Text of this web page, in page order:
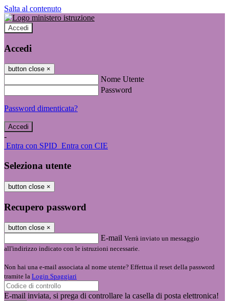
Salta al contenuto
Accedi
Accedi
button close ×
Nome Utente
Password
Password dimenticata?
-
Entra con SPID Entra con CIE
Seleziona utente
button close ×
Recupero password
button close ×
E-mail Verrà inviato un messaggio
all'indirizzo indicato con le istruzioni necessarie.
Non hai una e-mail associata al nome utente? Effettua il reset della password
tramite la Login Spaggiari
E-mail inviata, si prega di controllare la casella di posta elettronica!